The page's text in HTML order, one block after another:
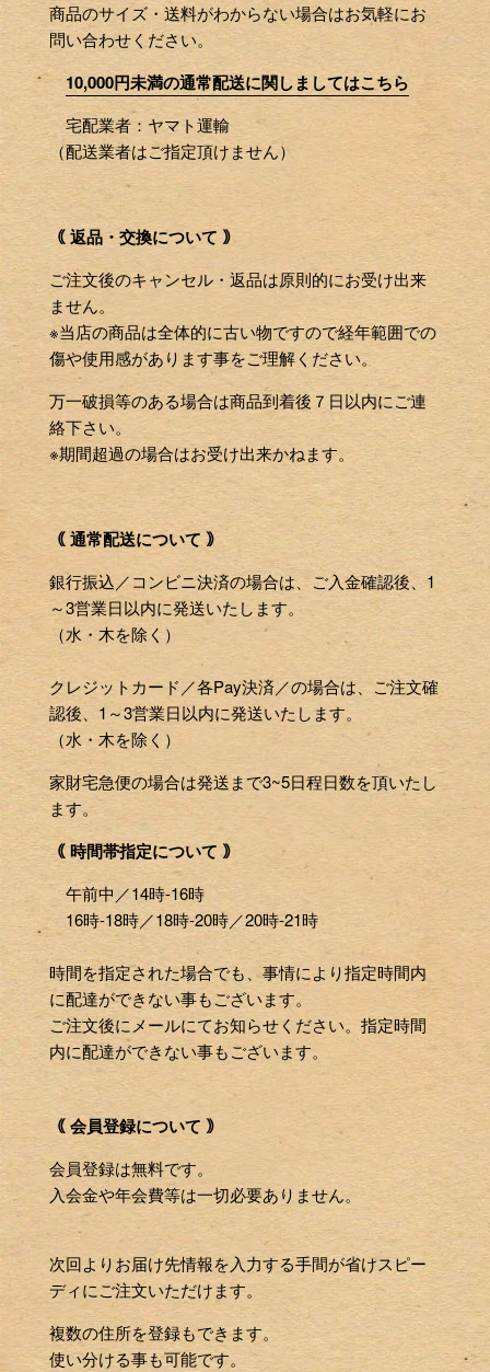
商品のサイズ・送料がわからない場合はお気軽にお
問い合わせください。
10,000円未満の通常配送に関しましてはこちら
宅配業者：ヤマト運輸
（配送業者はご指定頂けません）
｟ 返品・交換について ｠
ご注文後のキャンセル・返品は原則的にお受け出来
ません。
※当店の商品は全体的に古い物ですので経年範囲での
傷や使用感があります事をご理解ください。
万一破損等のある場合は商品到着後７日以内にご連
絡下さい。
※期間超過の場合はお受け出来かねます。
｟ 通常配送について ｠
銀行振込／コンビニ決済の場合は、ご入金確認後、1
～3営業日以内に発送いたします。
（水・木を除く）
クレジットカード／各Pay決済／の場合は、ご注文確
認後、1～3営業日以内に発送いたします。
（水・木を除く）
家財宅急便の場合は発送まで3~5日程日数を頂いたし
ます。
｟ 時間帯指定について ｠
午前中／14時-16時
16時-18時／18時-20時／20時-21時
時間を指定された場合でも、事情により指定時間内
に配達ができない事もございます。
ご注文後にメールにてお知らせください。指定時間
内に配達ができない事もございます。
｟ 会員登録について ｠
会員登録は無料です。
入会金や年会費等は一切必要ありません。
次回よりお届け先情報を入力する手間が省けスピー
ディにご注文いただけます。
複数の住所を登録もできます。
使い分ける事も可能です。